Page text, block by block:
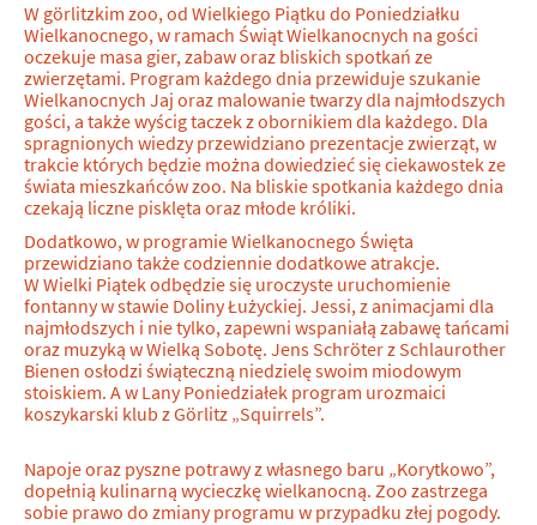
W görlitzkim zoo, od Wielkiego Piątku do Poniedziałku
Wielkanocnego, w ramach Świąt Wielkanocnych na gości
oczekuje masa gier, zabaw oraz bliskich spotkań ze
zwierzętami. Program każdego dnia przewiduje szukanie
Wielkanocnych Jaj oraz malowanie twarzy dla najmłodszych
gości, a także wyścig taczek z obornikiem dla każdego. Dla
spragnionych wiedzy przewidziano prezentacje zwierząt, w
trakcie których będzie można dowiedzieć się ciekawostek ze
świata mieszkańców zoo. Na bliskie spotkania każdego dnia
czekają liczne pisklęta oraz młode króliki.
Dodatkowo, w programie Wielkanocnego Święta
przewidziano także codziennie dodatkowe atrakcje.
W Wielki Piątek odbędzie się uroczyste uruchomienie
fontanny w stawie Doliny Łużyckiej. Jessi, z animacjami dla
najmłodszych i nie tylko, zapewni wspaniałą zabawę tańcami
oraz muzyką w Wielką Sobotę. Jens Schröter z Schlaurother
Bienen osłodzi świąteczną niedzielę swoim miodowym
stoiskiem. A w Lany Poniedziałek program urozmaici
koszykarski klub z Görlitz „Squirrels”.
Napoje oraz pyszne potrawy z własnego baru „Korytkowo”,
dopełnią kulinarną wycieczkę wielkanocną. Zoo zastrzega
sobie prawo do zmiany programu w przypadku złej pogody.